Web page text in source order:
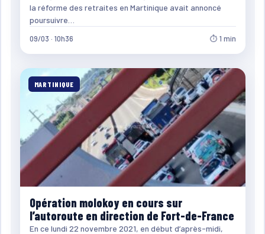
la réforme des retraites en Martinique avait annoncé
poursuivre…
09/03 · 10h36 ⏱ 1 min
MARTINIQUE
Opération molokoy en cours sur
l’autoroute en direction de Fort-de-France
En ce lundi 22 novembre 2021, en début d’après-midi,